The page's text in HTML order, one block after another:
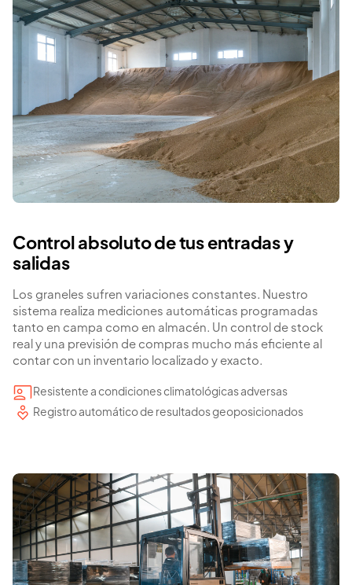
Control absoluto de tus entradas y
salidas
Los graneles sufren variaciones constantes. Nuestro
sistema realiza mediciones automáticas programadas
tanto en campa como en almacén. Un control de stock
real y una previsión de compras mucho más eficiente al
contar con un inventario localizado y exacto.
Resistente a condiciones climatológicas adversas
Registro automático de resultados geoposicionados